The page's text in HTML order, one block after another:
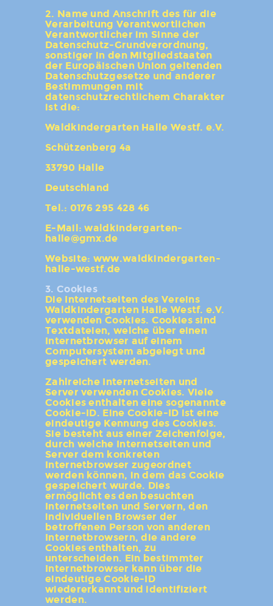
2. Name und Anschrift des für die
Verarbeitung Verantwortlichen
Verantwortlicher im Sinne der
Datenschutz-Grundverordnung,
sonstiger in den Mitgliedstaaten
der Europäischen Union geltenden
Datenschutzgesetze und anderer
Bestimmungen mit
datenschutzrechtlichem Charakter
ist die:
Waldkindergarten Halle Westf. e.V.
Schützenberg 4a
33790 Halle
Deutschland
Tel.: 0176 295 428 46
E-Mail: waldkindergarten-
halle@gmx.de
Website: www.waldkindergarten-
halle-westf.de
3. Cookies
Die Internetseiten des Vereins
Waldkindergarten Halle Westf. e.V.
verwenden Cookies. Cookies sind
Textdateien, welche über einen
Internetbrowser auf einem
Computersystem abgelegt und
gespeichert werden.
Zahlreiche Internetseiten und
Server verwenden Cookies. Viele
Cookies enthalten eine sogenannte
Cookie-ID. Eine Cookie-ID ist eine
eindeutige Kennung des Cookies.
Sie besteht aus einer Zeichenfolge,
durch welche Internetseiten und
Server dem konkreten
Internetbrowser zugeordnet
werden können, in dem das Cookie
gespeichert wurde. Dies
ermöglicht es den besuchten
Internetseiten und Servern, den
individuellen Browser der
betroffenen Person von anderen
Internetbrowsern, die andere
Cookies enthalten, zu
unterscheiden. Ein bestimmter
Internetbrowser kann über die
eindeutige Cookie-ID
wiedererkannt und identifiziert
werden.